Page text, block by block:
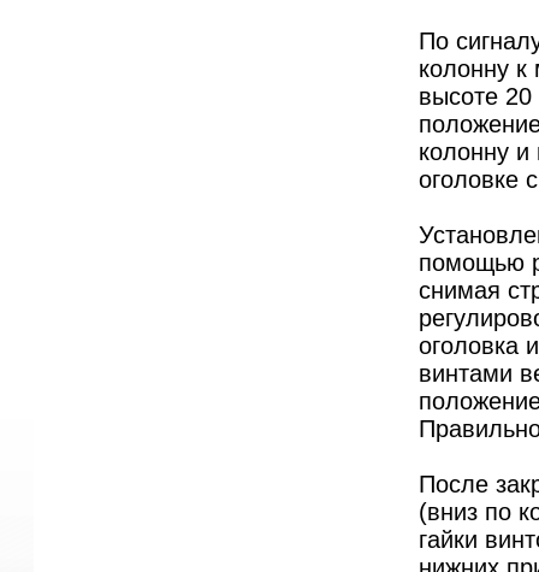
По
колонну к
высоте
колонну
оголовке
помощью
снимая
оголовка
винтами
После
(вниз по
гайки